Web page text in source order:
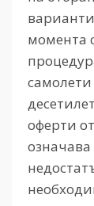
момента
оферти